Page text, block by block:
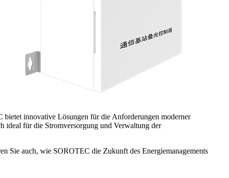
innovative Lösungen für die Anforderungen moderner
ideal für die Stromversorgung und Verwaltung der
Sie auch, wie SOROTEC die Zukunft des Energiemanagements